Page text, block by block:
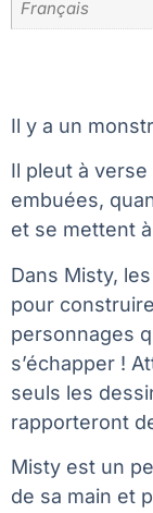
Français
Il y a un
Il pleut à
embuées,
et se mettent
Dans Misty,
pour
personnages
s’échapper !
seuls les
rapporteront
Misty est un
de sa main et